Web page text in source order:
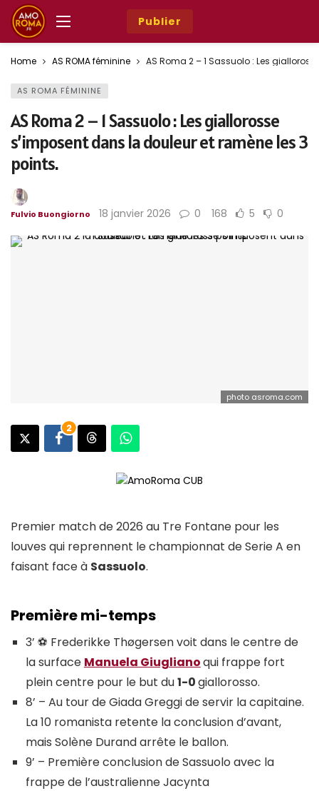
Publier
Home AS ROMA féminine AS Roma 2 – 1 Sassuolo : Les
AS ROMA FÉMININE
AS Roma 2 – 1 Sassuolo : Les giallorosse
s’imposent dans la douleur et ramène les 3
points.
Fulvio Buongiorno 18 janvier 2026 0 168 5 0
photo asroma.com
2
Premier match de 2026 au Tre Fontane pour les
louves qui reprennent le championnat de Serie A en
faisant face à Sassuolo.
Première mi-temps
3’ ⚽ Frederikke Thøgersen voit dans le centre de
la surface Manuela Giuglianoqui frappe fort
plein centre pour le but du1-0giallorosso.
8’ – Au tour de Giada Greggi de servir la capitaine.
La 10 romanista retente la conclusion d’avant,
mais Solène Durand arrête le ballon.
9’ – Première conclusion de Sassuolo avec la
frappe de l’australienne Jacynta